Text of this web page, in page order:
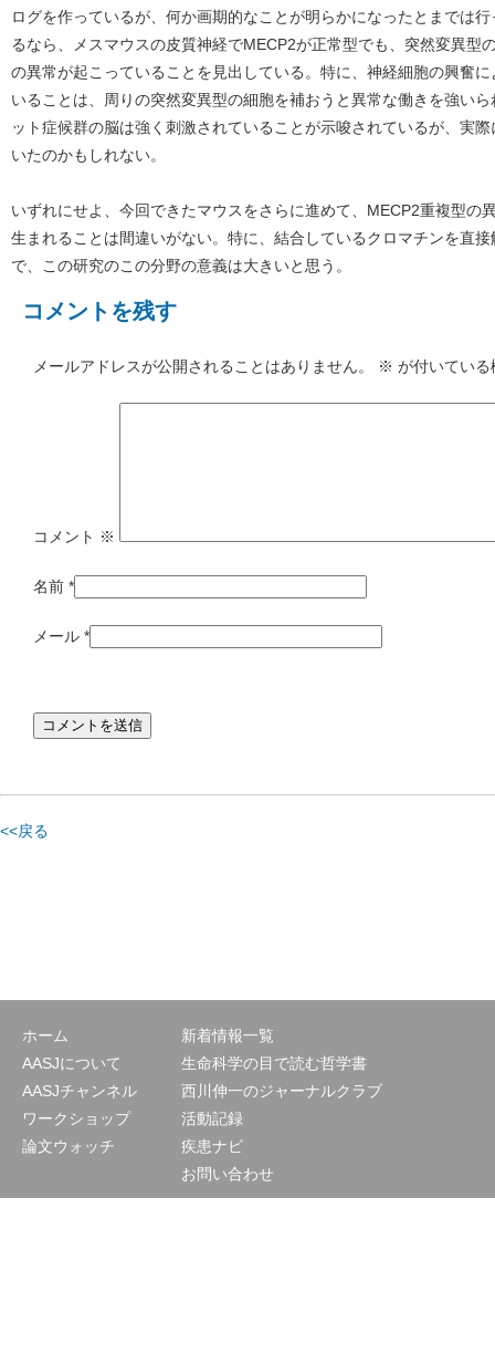
ログを作っているが、何か画期的なことが明らかになったとまでは
るなら、メスマウスの皮質神経でMECP2が正常型でも、突然変異型
の異常が起こっていることを見出している。特に、神経細胞の興奮
いることは、周りの突然変異型の細胞を補おうと異常な働きを強い
ット症候群の脳は強く刺激されていることが示唆されているが、実
いたのかもしれない。
いずれにせよ、今回できたマウスをさらに進めて、MECP2重複型の
生まれることは間違いがない。特に、結合しているクロマチンを直
で、この研究のこの分野の意義は大きいと思う。
コメントを残す
メールアドレスが公開されることはありません。 ※ が付いてい
コメント ※
名前 *
メール *
<<戻る
ホーム
AASJについて
AASJチャンネル
ワークショップ
論文ウォッチ
新着情報一覧
生命科学の目で読む哲学書
西川伸一のジャーナルクラブ
活動記録
疾患ナビ
お問い合わせ